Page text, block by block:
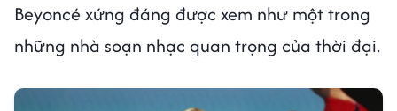
Beyoncé xứng đáng được xem như một trong
những nhà soạn nhạc quan trọng của thời đại.